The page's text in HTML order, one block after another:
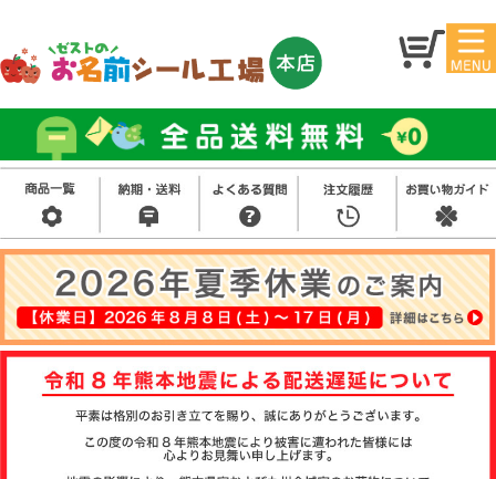
マイ
ジ
お名
前シ
ール
アイ
ロン
シー
ル
お買
い得
セッ
ト
スタ
ンプ
その
他